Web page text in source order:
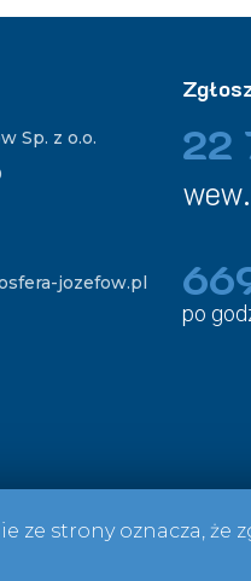
Sp. z o.o.
jozefow.pl
22
wew.
po
ze strony oznacza, że